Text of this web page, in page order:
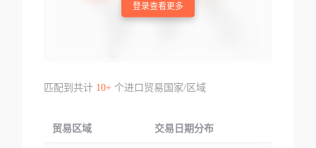
登录查看更多
匹配到共计 10+个进口贸易国家/区域
贸易区域 交易日期分布